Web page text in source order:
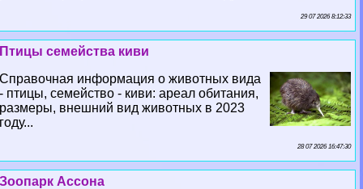
29 07 2026 8:12:33
Птицы семейства киви
Справочная информация о животных вида
- птицы, семейство - киви: ареал обитания,
размеры, внешний вид животных в 2023
году...
28 07 2026 16:47:30
Зоопарк Ассона